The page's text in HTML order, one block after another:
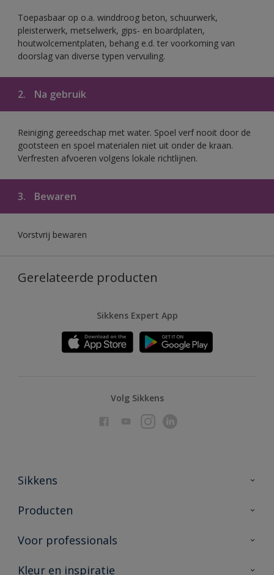
Toepasbaar op o.a. winddroog beton, schuurwerk,
pleisterwerk, metselwerk, gips- en boardplaten,
houtwolcementplaten, behang e.d. ter voorkoming van
doorslag van diverse typen vervuiling.
2. Na gebruik
Reiniging gereedschap met water. Spoel verf nooit door de
gootsteen en spoel materialen niet uit onder de kraan.
Verfresten afvoeren volgens lokale richtlijnen.
3. Bewaren
Vorstvrij bewaren
Gerelateerde producten
Sikkens Expert App
Volg Sikkens
Sikkens
Over Sikkens
Duurzaamheid
Producten
Producten voor binnen
Vind je verkooppunt
Voor professionals
Advies & service
Kleur en inspiratie